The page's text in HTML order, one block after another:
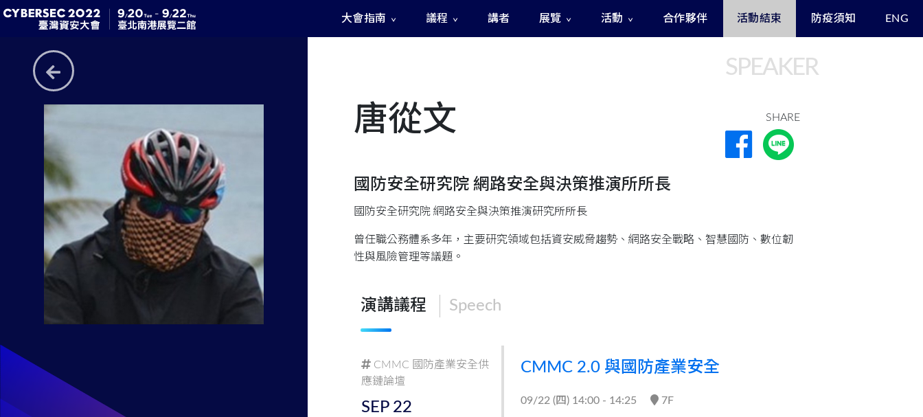
大會指南 議程 講者 展覽 活動 合作夥伴 活動結束 防疫須知 ENG
SPEAKER
SHARE
唐從文
國防安全研究院 網路安全與決策推演所所長
國防安全研究院 網路安全與決策推演研究所所長
曾任職公務體系多年，主要研究領域包括資安威脅趨勢、網路安全戰略、智慧國防、數位韌
性與風險管理等議題。
演講議程 Speech
CMMC 國防產業安全供
應鏈論壇
SEP 22
CMMC 2.0 與國防產業安全
09/22 (四 ) 14:00 - 14:25 7F